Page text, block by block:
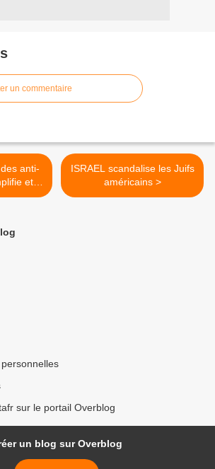
un commentaire
et
ISRAEL scandalise les Juifs
américains >
sur le portail Overblog
un blog sur Overblog